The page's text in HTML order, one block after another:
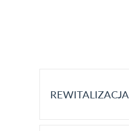
REWITALIZACJA